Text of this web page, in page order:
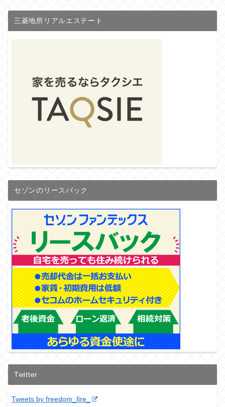
三菱地所リアルエステート
セゾンのリースバック
Twitter
Tweets by freedom_fire_